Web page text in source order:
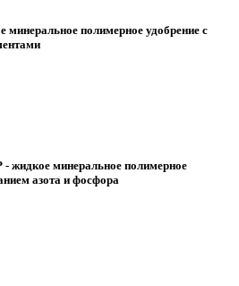
полимерное удобрение с
минеральное полимерное
азота и фосфора